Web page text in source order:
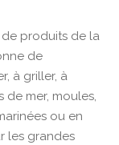
produits de la
de
à griller, à
de mer, moules,
ou en
les grandes